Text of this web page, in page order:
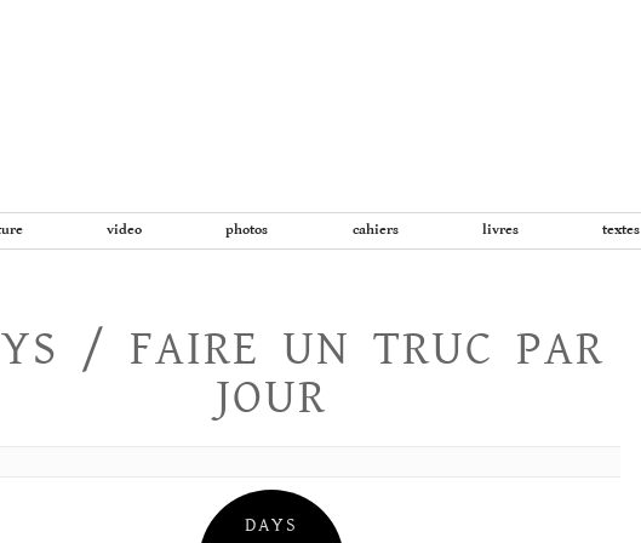
video photos cahiers livres textes
/ FAIRE UN TRUC PAR
JOUR
DAYS